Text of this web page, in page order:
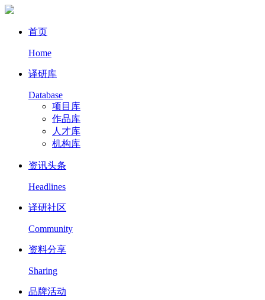
首页
Home
译研库
Database
项目库
作品库
人才库
机构库
资讯头条
Headlines
译研社区
Community
资料分享
Sharing
品牌活动